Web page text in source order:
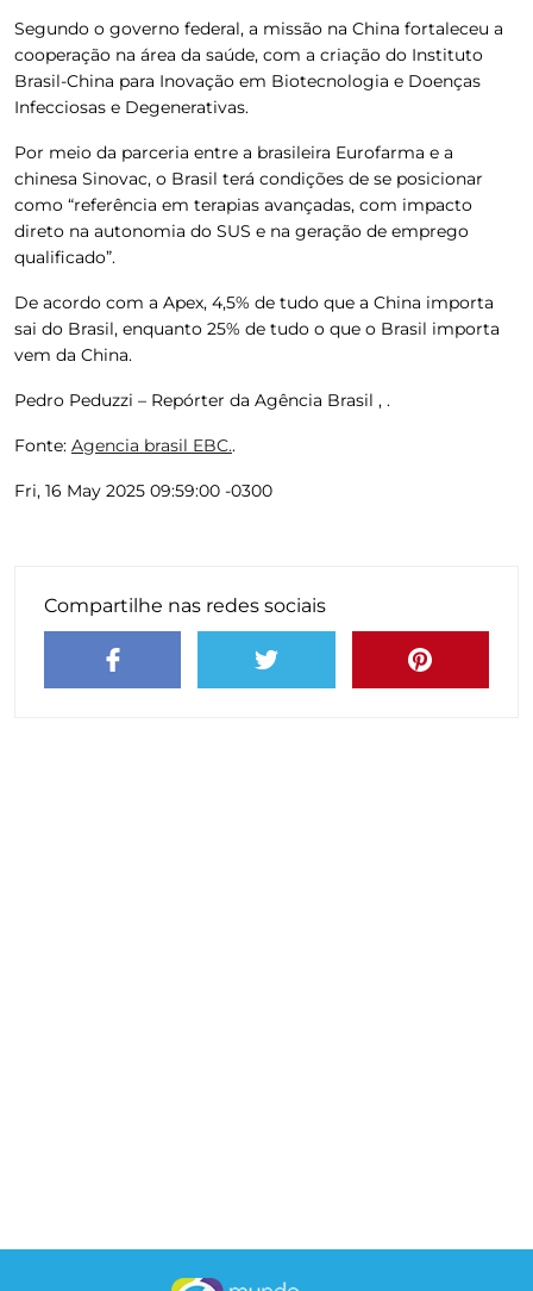
Segundo o governo federal, a missão na China fortaleceu a
cooperação na área da saúde, com a criação do Instituto
Brasil-China para Inovação em Biotecnologia e Doenças
Infecciosas e Degenerativas.
Por meio da parceria entre a brasileira Eurofarma e a
chinesa Sinovac, o Brasil terá condições de se posicionar
como “referência em terapias avançadas, com impacto
direto na autonomia do SUS e na geração de emprego
qualificado”.
De acordo com a Apex, 4,5% de tudo que a China importa
sai do Brasil, enquanto 25% de tudo o que o Brasil importa
vem da China.
Pedro Peduzzi – Repórter da Agência Brasil , .
Fonte: Agencia brasil EBC..
Fri, 16 May 2025 09:59:00 -0300
Compartilhe nas redes sociais